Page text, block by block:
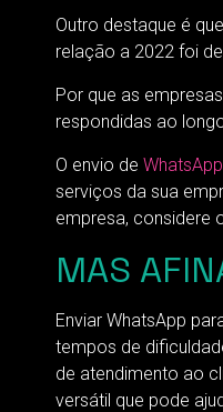
Outro destaque é
relação a 2022 foi
Por que as
respondidas ao
O envio de WhatsApp
serviços da sua
empresa, considere
MAS
Enviar WhatsApp
tempos de
de atendimento ao
versátil que pode